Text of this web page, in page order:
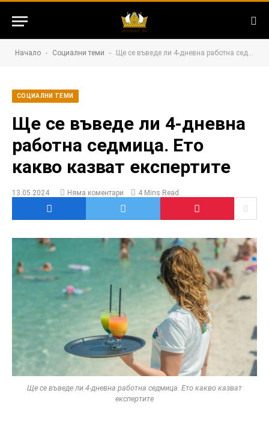
Начало - Социални теми - Ще се въведе ли 4-дневна работна седмица. Ето какво казват експертите
СОЦИАЛНИ ТЕМИ
Ще се въведе ли 4-дневна
работна седмица. Ето
какво казват експертите
13.05.2024 Няма коментари 4 Mins Read
Ще се въведе ли 4-дневна работна седмица. Ето какво казват
експертите